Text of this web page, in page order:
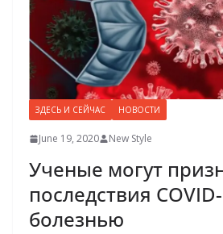
ЗДЕСЬ И СЕЙЧАС НОВОСТИ
June 19, 2020 New Style
Ученые могут
последствия
болезнью